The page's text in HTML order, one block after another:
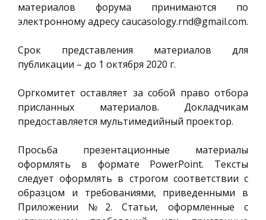
материалов форума принимаются по
электронному адресу caucasology.rnd@gmail.com.
Срок представления материалов для
публикации – до 1 октября 2020 г.
Оргкомитет оставляет за собой право отбора
присланных материалов. Докладчикам
предоставляется мультимедийный проектор.
Просьба презентационные материалы
оформлять в формате PowerPoint. Тексты
следует оформлять в строгом соответствии с
образцом и требованиями, приведенными в
Приложении №2. Статьи, оформленные с